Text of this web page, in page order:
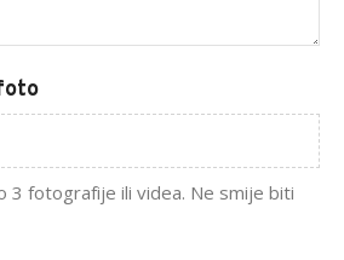
3 fotografije ili videa. Ne smije biti